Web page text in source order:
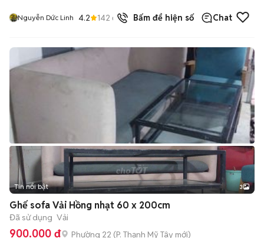
Nguyễn Dức Linh 4.2 142 đã bánBấm để hiện số Chat
Tin nổi bật 3
Ghế sofa Vải Hồng nhạt 60 x 200cm
Đã sử dụng Vải
900.000 đ Phường 22 (P. Thạnh Mỹ Tây mới)